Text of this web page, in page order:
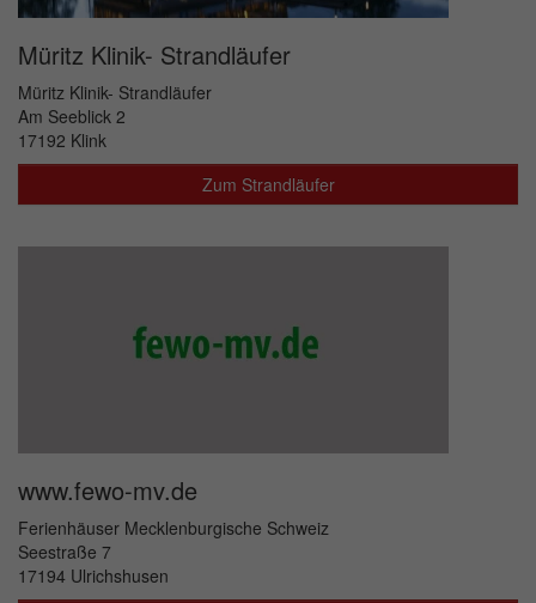
Müritz Klinik- Strandläufer
Müritz Klinik- Strandläufer
Am Seeblick 2
17192 Klink
Zum Strandläufer
www.fewo-mv.de
Ferienhäuser Mecklenburgische Schweiz
Seestraße 7
17194 Ulrichshusen